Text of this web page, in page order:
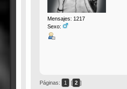
Mensajes: 1217
Sexo:
Páginas: 1 [ 2 ]